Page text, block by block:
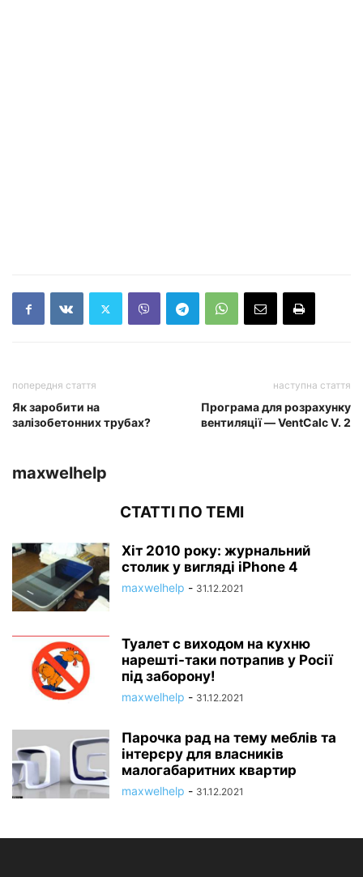
попередня стаття
Як заробити на
залізобетонних трубах?
наступна стаття
Програма для розрахунку
вентиляції — VentCalc V. 2
maxwelhelp
СТАТТІ ПО ТЕМІ
Хіт 2010 року: журнальний
столик у вигляді iPhone 4
maxwelhelp - 31.12.2021
Туалет c виходом на кухню
нарешті-таки потрапив у Росії
під заборону!
maxwelhelp - 31.12.2021
Парочка рад на тему меблів та
інтерєру для власників
малогабаритних квартир
maxwelhelp - 31.12.2021